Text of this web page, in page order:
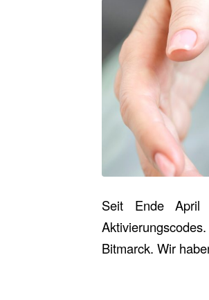
Seit Ende April
Bitmarck. Wir